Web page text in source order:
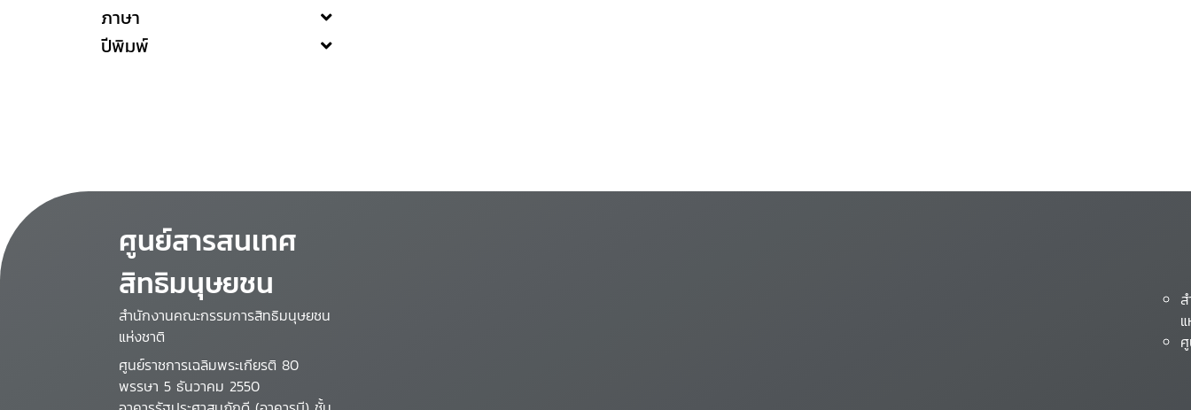
ภาษา
ปีพิมพ์
ศูนย์สารสนเทศ
สิทธิมนุษยชน
สำนักงานคณะกรรมการสิทธิมนุษยชน
แห่งชาติ
ศูนย์ราชการเฉลิมพระเกียรติ 80
พรรษา 5 ธันวาคม 2550